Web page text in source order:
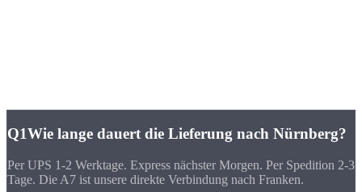
Q1Wie lange dauert die Lieferung nach Nürnberg?
Per UPS 1-2 Werktage. Express nächster Morgen. Per Spedition 2-3
Tage. Die A7 ist unsere direkte Verbindung nach Franken.